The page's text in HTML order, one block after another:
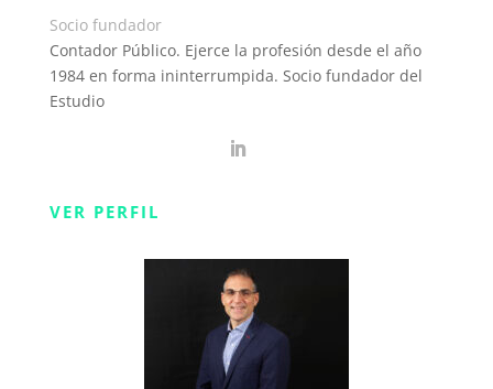
Socio fundador
Contador Público. Ejerce la profesión desde el año
1984 en forma ininterrumpida. Socio fundador del
Estudio
VER PERFIL